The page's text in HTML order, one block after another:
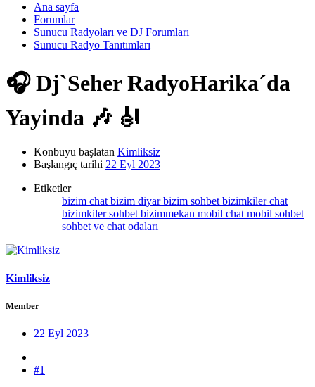
Ana sayfa
Forumlar
Sunucu Radyoları ve DJ Forumları
Sunucu Radyo Tanıtımları
🎧 Dj`Seher RadyoHarika´da
Yayinda 🎶 🎻
Konbuyu başlatan Kimliksiz
Başlangıç tarihi 22 Eyl 2023
Etiketler
bizim chat bizim diyarbizim sohbet bizimkiler chat
bizimkiler sohbet bizimmekan mobil chat mobil sohbet
sohbet ve chat odaları
Kimliksiz
Member
22 Eyl 2023
#1